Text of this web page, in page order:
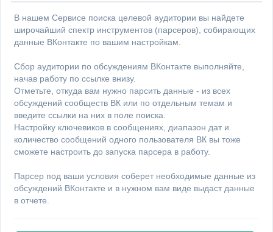
В нашем Сервисе поиска целевой аудитории вы найдете
широчайший спектр инструментов (парсеров), собирающих
данные ВКонтакте по вашим настройкам.
Сбор аудитории по обсуждениям ВКонтакте выполняйте,
начав работу по ссылке внизу.
Отметьте, откуда вам нужно парсить данные - из всех
обсуждений сообществ ВК или по отдельным темам и
введите ссылки на них в поле поиска.
Настройку ключевиков в сообщениях, диапазон дат и
количество сообщений одного пользователя ВК вы тоже
сможете настроить до запуска парсера в работу.
Парсер под ваши условия соберет необходимые данные из
обсуждений ВКонтакте и в нужном вам виде выдаст данные
в отчете.